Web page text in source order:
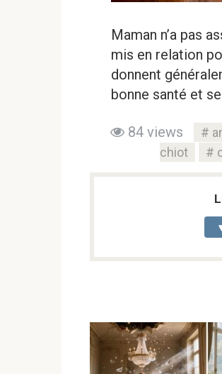
Maman n’a pas
mis en relation
donnent
bonne santé et
84 views
chiot